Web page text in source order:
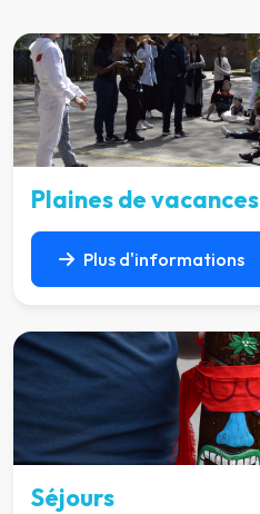
Plaines de vacances
Plus d'informations
Séjours